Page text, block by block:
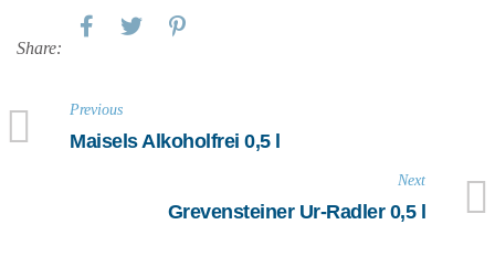
Share:
Previous
Maisels Alkoholfrei 0,5 l
Next
Grevensteiner Ur-Radler 0,5 l